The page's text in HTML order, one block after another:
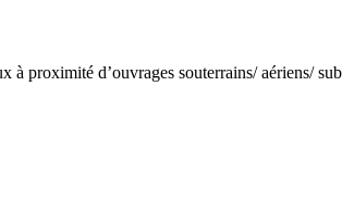
à proximité d’ouvrages souterrains/ aériens/